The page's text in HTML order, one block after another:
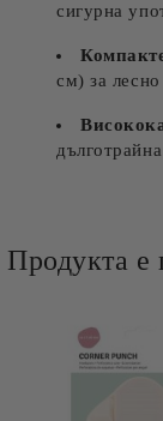
сигурна
см) за